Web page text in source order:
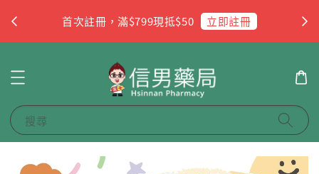
首次註冊，滿$799現抵$50 立即註冊
搜尋